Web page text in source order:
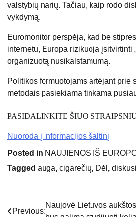
valstybių narių. Tačiau, kaip rodo
vykdymą.
Euromonitor perspėja, kad be
internetu, Europa rizikuoja įsitvirtinti
organizuotą nusikalstamumą.
Politikos formuotojams artėjant
metodais pasiekiama tinkama
PASIDALINKITE ŠIUO
Nuoroda į informacijos šaltinį
Posted in NAUJIENOS IŠ
Tagged auga, cigarečių, Dėl ,
Navigacija
Previous:
Naujovė Lietuvos